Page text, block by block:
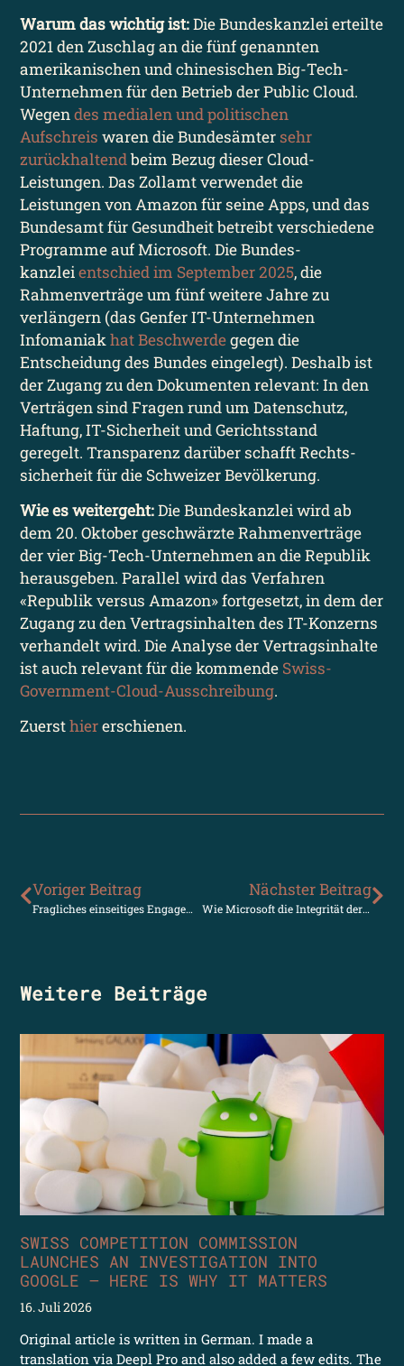
Warum das wichtig ist:Die Bundes­kanzlei erteilte
2021 den Zuschlag an die fünf genannten
amerikanischen und chinesischen Big-Tech-
Unternehmen für den Betrieb der Public Cloud.
Wegendes medialen und politischen
Aufschreis waren die Bundesämter sehr
zurückhaltendbeim Bezug dieser Cloud-
Leistungen. Das Zollamt verwendet die
Leistungen von Amazon für seine Apps, und das
Bundesamt für Gesundheit betreibt verschiedene
Programme auf Microsoft. Die Bundes­
kanzleientschied im September 2025, die
Rahmen­verträge um fünf weitere Jahre zu
verlängern (das Genfer IT-Unternehmen
Infomaniakhat Beschwerdegegen die
Entscheidung des Bundes eingelegt). Deshalb ist
der Zugang zu den Dokumenten relevant: In den
Verträgen sind Fragen rund um Datenschutz,
Haftung, IT-Sicherheit und Gerichts­stand
geregelt. Transparenz darüber schafft Rechts­
sicherheit für die Schweizer Bevölkerung.
Wie es weitergeht:Die Bundes­kanzlei wird ab
dem 20. Oktober geschwärzte Rahmen­verträge
der vier Big-Tech-Unternehmen an die Republik
herausgeben. Parallel wird das Verfahren
«Republik versus Amazon» fortgesetzt, in dem der
Zugang zu den Vertrags­inhalten des IT-Konzerns
verhandelt wird. Die Analyse der Vertrags­inhalte
ist auch relevant für die kommende Swiss-
Government-Cloud-Ausschreibung.
Zuersthiererschienen.
Voriger Beitrag
Fragliches einseitiges Engagement von Ringier und TX-Media
Nächster Beitrag
Wie Microsoft die Integrität der Luzerner gefährdet
Weitere Beiträge
SWISS COMPETITION COMMISSION
LAUNCHES AN INVESTIGATION INTO
GOOGLE – HERE IS WHY IT MATTERS
16. Juli 2026
Original article is written in German. I made a
translation via Deepl Pro and also added a few edits. The